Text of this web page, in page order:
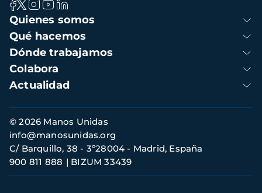
Navegación
principal
Quienes somos
Qué hacemos
Dónde trabajamos
Colabora
Actualidad
Información
de
contacto
© 2026 Manos Unidas
C/ Barquillo, 38 - 3º28004 - Madrid, España
900 811 888
BIZUM 33439
info@manosunidas.org